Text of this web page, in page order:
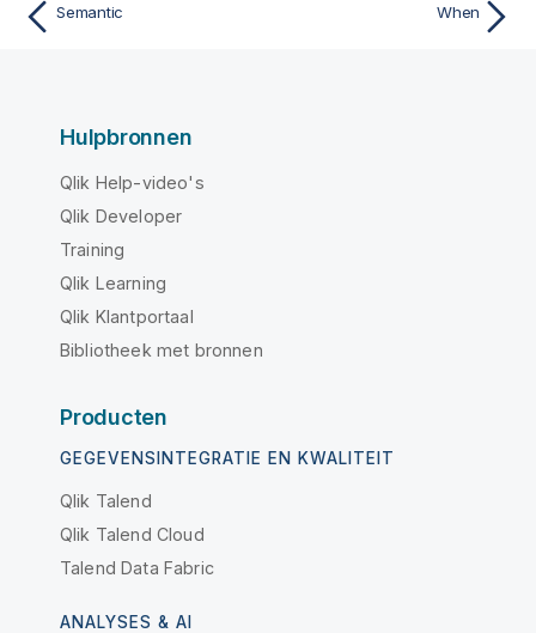
Semantic When
Hulpbronnen
Qlik Help-video's
Qlik Developer
Training
Qlik Learning
Qlik Klantportaal
Bibliotheek met bronnen
Producten
GEGEVENSINTEGRATIE EN KWALITEIT
Qlik Talend
Qlik Talend Cloud
Talend Data Fabric
ANALYSES & AI